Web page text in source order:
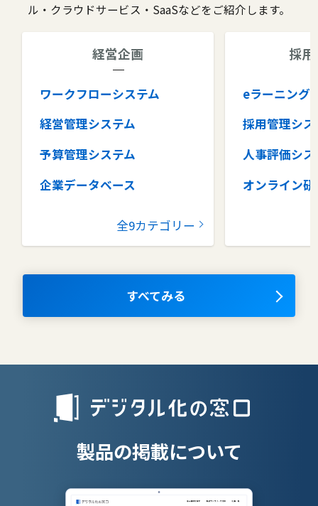
ル・クラウドサービス・SaaSなどをご紹介します。
経営企画
ワークフローシステム
経営管理システム
予算管理システム
企業データベース
コラボレーションツール
ナレッジマネジメントツール
全9カテゴリー
採
eラーニング
採用管理シス
人事評価シス
オンライン研
タレントマ
OKRツール
授業支援シス
すべてみる
製品の掲載について